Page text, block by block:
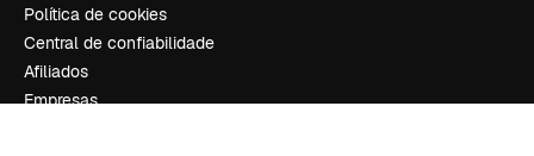
Política de cookies
Central de confiabilidade
Afiliados
Empresas